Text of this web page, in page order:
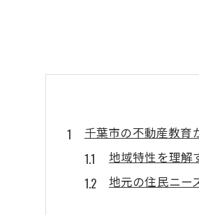
千葉市の不動産教育
地域特性を理解
地元の住民ニー
千葉市の不動